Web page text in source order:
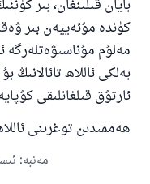
بايان قىلىنغان، بىر
كۈندە مۇئەييەن بىر
مەلۇم مۇناسىۋەتلەرگە
بەلكى ئاللاھ تائالانىڭ
ئارتۇق قىلغانلىقى
ھەممىدىن توغرىنى
مەنبە: